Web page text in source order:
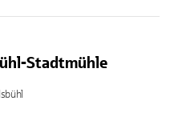
Stadtmühle